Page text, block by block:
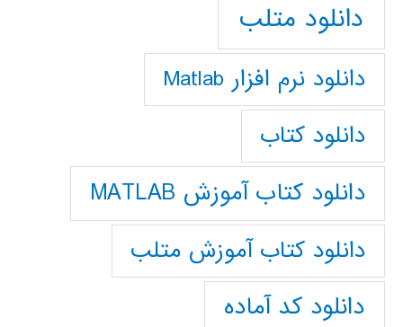
دانلود متلب
دانلود نرم افزار Matlab
دانلود کتاب
دانلود کتاب آموزش MATLAB
دانلود کتاب آموزش متلب
دانلود کد آماده